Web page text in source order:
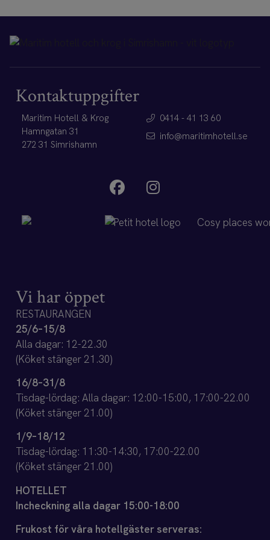
Kontaktuppgifter
Maritim Hotell & Krog
Hamngatan 31
272 31 Simrishamn
0414 - 41 13 60
info@maritimhotell.se
Vi har öppet
RESTAURANGEN
25/6–15/8
Alla dagar: 12-22.30
(Köket stänger 21.30)
16/8–31/8
Tisdag-lördag: Alla dagar: 12:00-15:00, 17:00-22.00
(Köket stänger 21.00)
1/9–18/12
Tisdag-lördag: 11:30-14:30, 17:00-22.00
(Köket stänger 21.00)
HOTELLET
Incheckning alla dagar 15:00-18:00
Frukost för våra hotellgäster serveras: